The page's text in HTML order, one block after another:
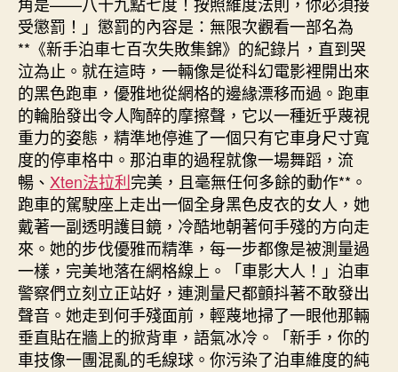
受懲罰！」懲罰的內容是：無限次觀看一部名為
**《新手泊車七百次失敗集錦》的紀錄片，直到哭
泣為止。就在這時，一輛像是從科幻電影裡開出來
的黑色跑車，優雅地從網格的邊緣漂移而過。跑車
的輪胎發出令人陶醉的摩擦聲，它以一種近乎蔑視
重力的姿態，精準地停進了一個只有它車身尺寸寬
度的停車格中。那泊車的過程就像一場舞蹈，流
暢、 Xten法拉利完美，且毫無任何多餘的動作**。
跑車的駕駛座上走出一個全身黑色皮衣的女人，她
戴著一副透明護目鏡，冷酷地朝著何手殘的方向走
來。她的步伐優雅而精準，每一步都像是被測量過
一樣，完美地落在網格線上。「車影大人！」泊車
警察們立刻立正站好，連測量尺都顫抖著不敢發出
聲音。她走到何手殘面前，輕蔑地掃了一眼他那輛
垂直貼在牆上的掀背車，語氣冰冷。「新手，你的
車技像一團混亂的毛線球。你污染了泊車維度的純